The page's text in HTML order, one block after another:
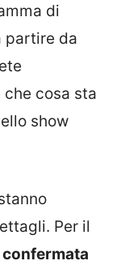
di
partire da
cosa sta
show
Per il
confermata